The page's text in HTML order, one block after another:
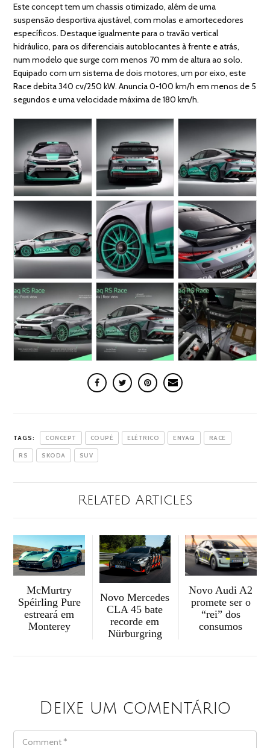
Este concept tem um chassis otimizado, além de uma
suspensão desportiva ajustável, com molas e amortecedores
específicos. Destaque igualmente para o travão vertical
hidráulico, para os diferenciais autoblocantes à frente e atrás,
num modelo que surge com menos 70 mm de altura ao solo.
Equipado com um sistema de dois motores, um por eixo, este
Race debita 340 cv/250 kW. Anuncia 0-100 km/h em menos de 5
segundos e uma velocidade máxima de 180 km/h.
TAGS: CONCEPT COUPÉ ELÉTRICO ENYAQ RACE
RS SKODA SUV
Related Articles
McMurtry
Spéirling Pure
estreará em
Monterey
Novo Mercedes
CLA 45 bate
recorde em
Nürburgring
Novo Audi A2
promete ser o
“rei” dos
consumos
Deixe um comentário